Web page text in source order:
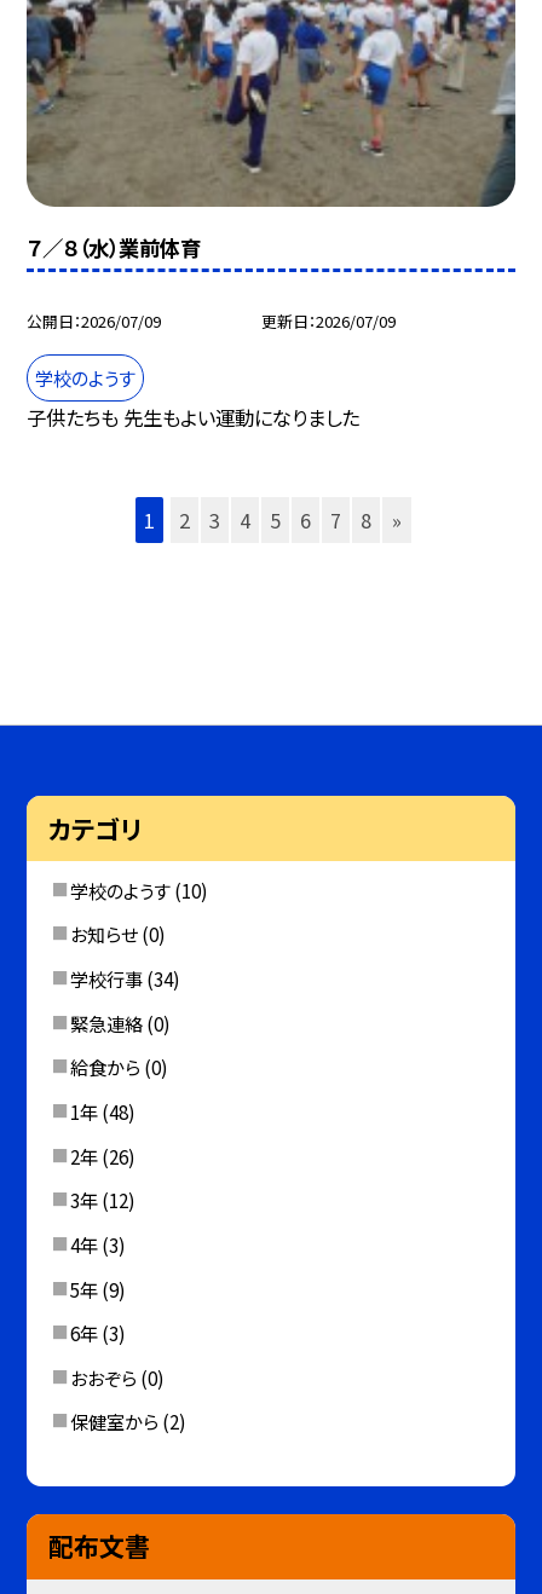
７／８（水）業前体育
公開日 2026/07/09 更新日 2026/07/09
学校のようす
子供たちも 先生もよい運動になりました
1 2 3 4 5 6 7 8 »
カテゴリ
学校のようす(10)
お知らせ(0)
学校行事(34)
緊急連絡(0)
給食から (0)
1年(48)
2年(26)
3年(12)
4年(3)
5年(9)
6年(3)
おおぞら (0)
保健室から (2)
配布文書